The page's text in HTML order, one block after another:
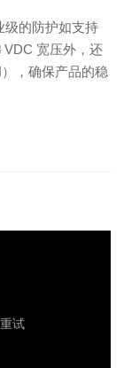
级的防护如支持
VDC 宽压外，还
，确保产品的稳